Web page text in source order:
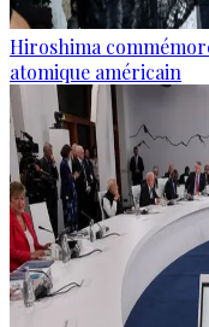
Hiroshima
atomique américain